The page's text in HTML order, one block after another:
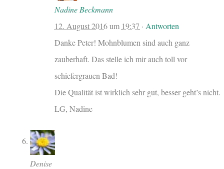
Nadine Beckmann
12. August 2016um 19:37 · Antworten
Danke Peter! Mohnblumen sind auch ganz
zauberhaft. Das stelle ich mir auch toll vor
schiefergrauen Bad!
Die Qualität ist wirklich sehr gut, besser geht’s nicht.
LG, Nadine
Denise